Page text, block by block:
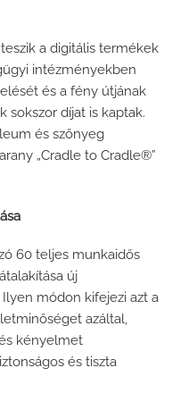
a digitális termékek
intézményekben
és a fény útjának
sokszor díjat is kaptak.
és szőnyeg
„Cradle to Cradle®”
60 teljes munkaidős
új
módon kifejezi azt a
azáltal,
kényelmet
és tiszta